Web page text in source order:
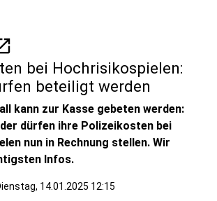
bei Hochrisikospielen:
beteiligt werden
kann zur Kasse gebeten werden:
dürfen ihre Polizeikosten bei
nun in Rechnung stellen. Wir
Infos.
14.01.2025 12:15